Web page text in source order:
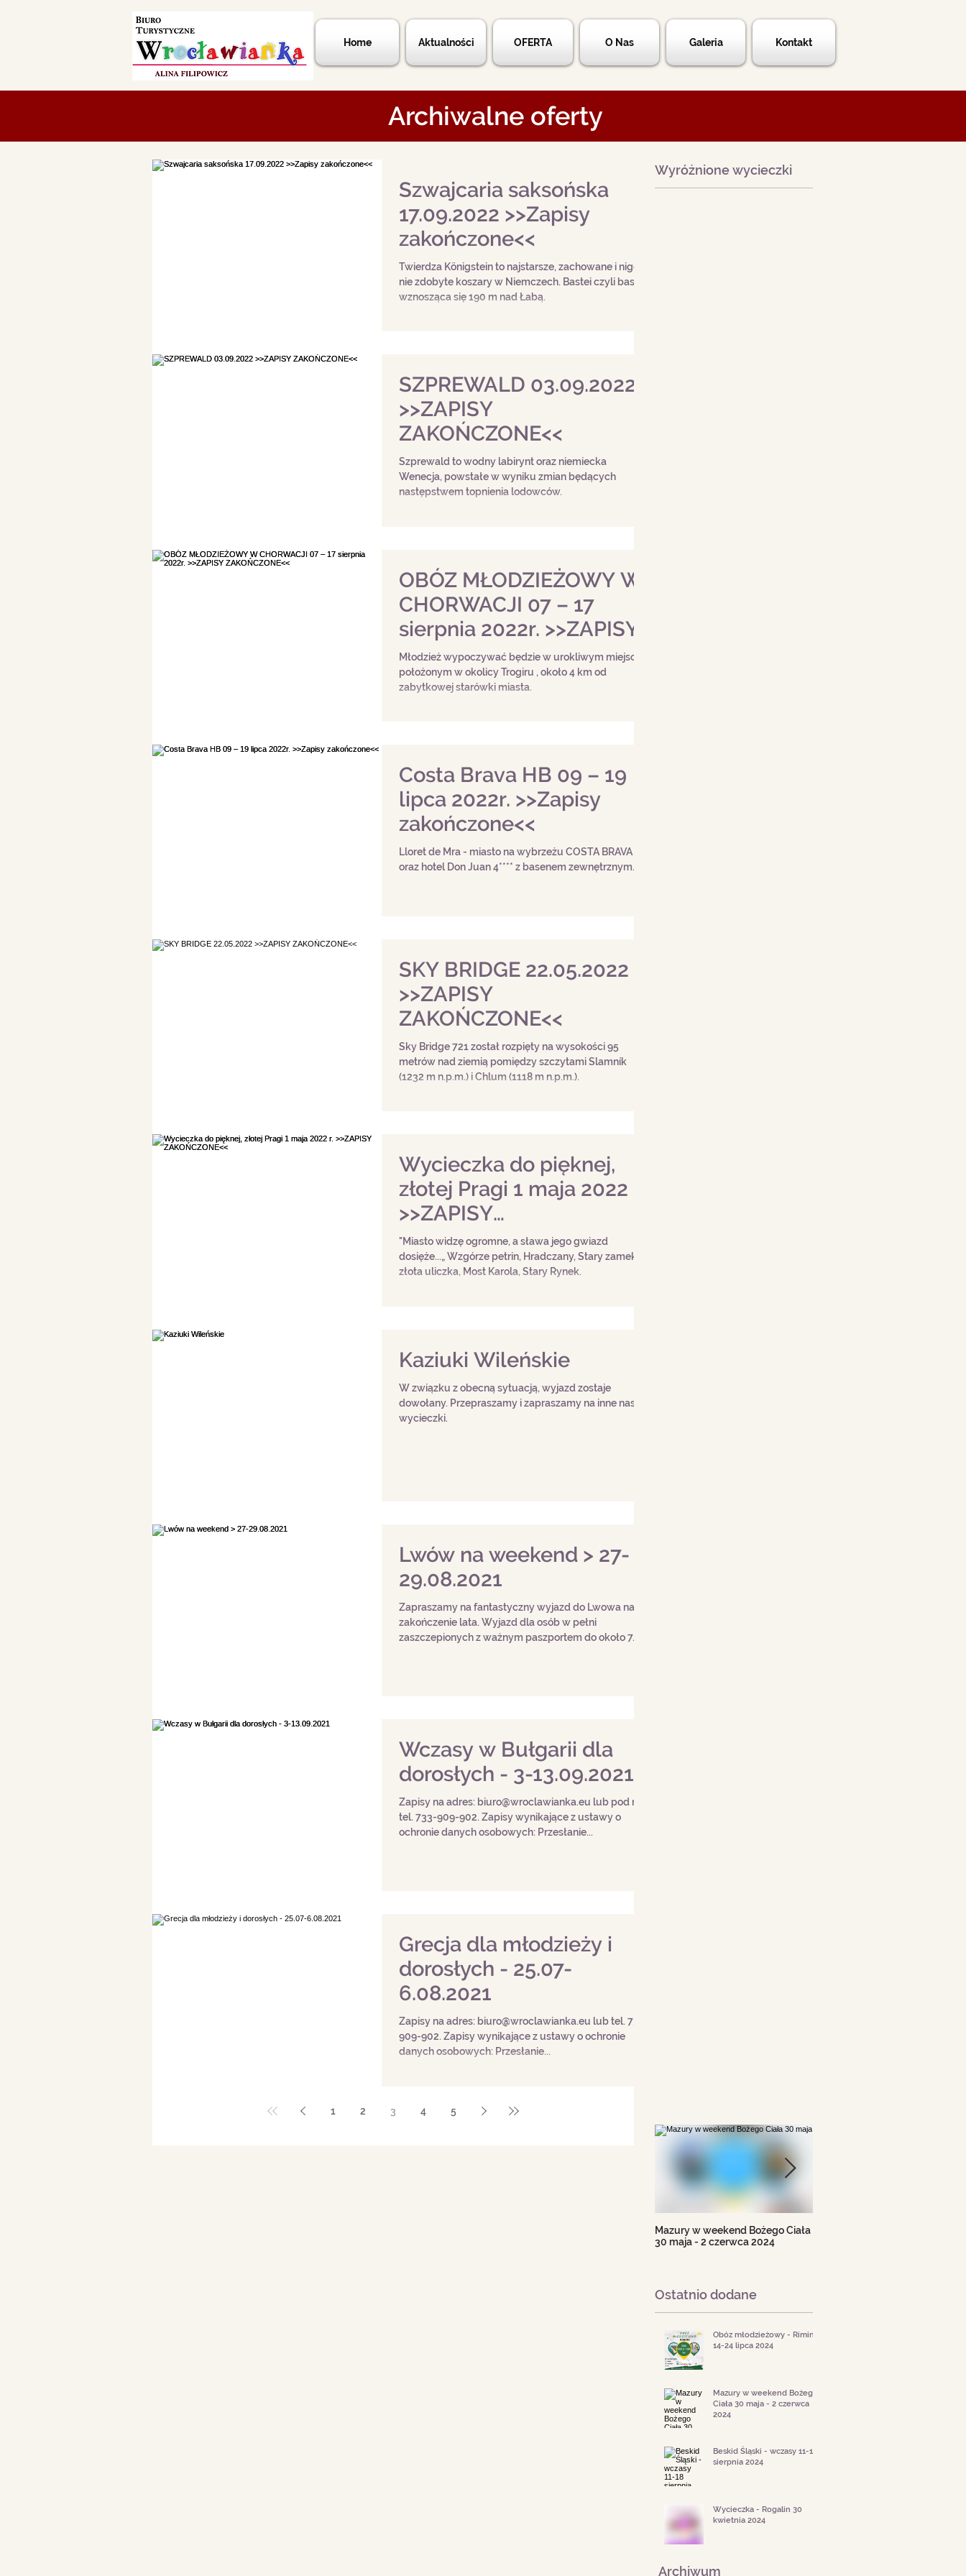
Home Aktualności OFERTA O Nas Galeria Kontakt
Archiwalne oferty
Szwajcaria saksońska
17.09.2022 >>Zapisy
zakończone<<
Twierdza Königstein to najstarsze, zachowane i nigdy
nie zdobyte koszary w Niemczech. Bastei czyli baszta
wznosząca się 190 m nad Łabą.
SZPREWALD 03.09.2022
>>ZAPISY
ZAKOŃCZONE<<
Szprewald to wodny labirynt oraz niemiecka
Wenecja, powstałe w wyniku zmian będących
następstwem topnienia lodowców.
OBÓZ MŁODZIEŻOWY W
CHORWACJI 07 – 17
sierpnia 2022r. >>ZAPISY
ZAKOŃCZONE<<
Młodzież wypoczywać będzie w urokliwym miejscu
położonym w okolicy Trogiru , około 4 km od
zabytkowej starówki miasta.
Costa Brava HB 09 – 19
lipca 2022r. >>Zapisy
zakończone<<
Lloret de Mra - miasto na wybrzeżu COSTA BRAVA
oraz hotel Don Juan 4**** z basenem zewnętrznym.
SKY BRIDGE 22.05.2022
>>ZAPISY
ZAKOŃCZONE<<
Sky Bridge 721 został rozpięty na wysokości 95
metrów nad ziemią pomiędzy szczytami Slamník
(1232 m n.p.m.) i Chlum (1118 m n.p.m.).
Wycieczka do pięknej,
złotej Pragi 1 maja 2022 r.
>>ZAPISY
ZAKOŃCZONE<<
"Miasto widzę ogromne, a sława jego gwiazd
dosięże...„ Wzgórze petrin, Hradczany, Stary zamek i
złota uliczka, Most Karola, Stary Rynek.
Kaziuki Wileńskie
W związku z obecną sytuacją, wyjazd zostaje
dowołany. Przepraszamy i zapraszamy na inne nasze
wycieczki.
Lwów na weekend > 27-
29.08.2021
Zapraszamy na fantastyczny wyjazd do Lwowa na
zakończenie lata. Wyjazd dla osób w pełni
zaszczepionych z ważnym paszportem do około 7...
Wczasy w Bułgarii dla
dorosłych - 3-13.09.2021
Zapisy na adres: biuro@wroclawianka.eu lub pod nr
tel. 733-909-902. Zapisy wynikające z ustawy o
ochronie danych osobowych: Przesłanie...
Grecja dla młodzieży i
dorosłych - 25.07-
6.08.2021
Zapisy na adres: biuro@wroclawianka.eu lub tel. 733-
909-902. Zapisy wynikające z ustawy o ochronie
danych osobowych: Przesłanie...
1 2 3 4 5
Wyróżnione wycieczki
Mazury w weekend Bożego Ciała
30 maja - 2 czerwca 2024
Ostatnio dodane
Obóz młodzieżowy - Rimini
14-24 lipca 2024
Mazury w weekend Bożego
Ciała 30 maja - 2 czerwca
2024
Beskid Śląski - wczasy 11-18
sierpnia 2024
Wycieczka - Rogalin 30
kwietnia 2024
Archiwum